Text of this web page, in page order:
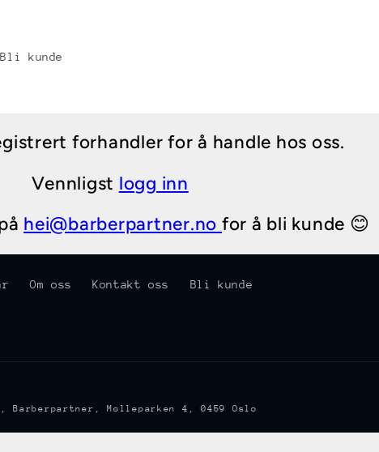
Bli kunde
forhandler for å handle hos oss.
Vennligst logg inn
hei@barberpartner.no for å bli kunde 😊
Om oss Kontakt oss Bli kunde
Barberpartner , Mølleparken 4, 0459 Oslo